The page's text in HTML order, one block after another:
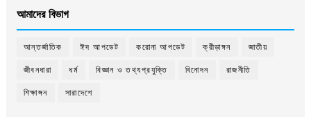
আমাদের বিভাগ
আন্তর্জাতিক ঈদ আপডেট করোনা আপডেট ক্রীড়াঙ্গন জাতীয়
জীবনধারা ধর্ম বিজ্ঞান ও তথ্যপ্রযুক্তি বিনোদন রাজনীতি
শিক্ষাঙ্গন সারাদেশে